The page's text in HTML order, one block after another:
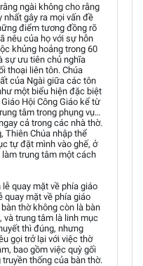
ngài không cho rằng
nhất gây ra mọi vấn đề
điểm tương đồng rõ
nêu của họ với sự hỗn
khủng hoảng trong 60
sự ưu tiên chủ nghĩa
thoại liên tôn. Chúa
của Ngài giữa các tôn
một biểu hiện đặc biệt
Hội Công Giáo kể từ
tâm trong phụng vụ…
cả trong các nhà thờ.
Thiên Chúa nhập thể
tự đặt mình vào ghế, ở
trung tâm một cách
quay mặt về phía giáo
quay mặt về phía giáo
thờ không còn là bàn
và trung tâm là linh mục
thì đúng, nhưng
gọi trở lại với việc thờ
bao gồm việc quỳ gối
thống của bàn thờ.